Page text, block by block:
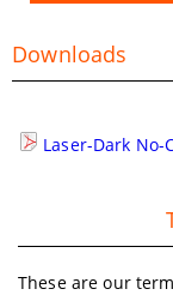
Downloads
Laser-Dark No-
These are our